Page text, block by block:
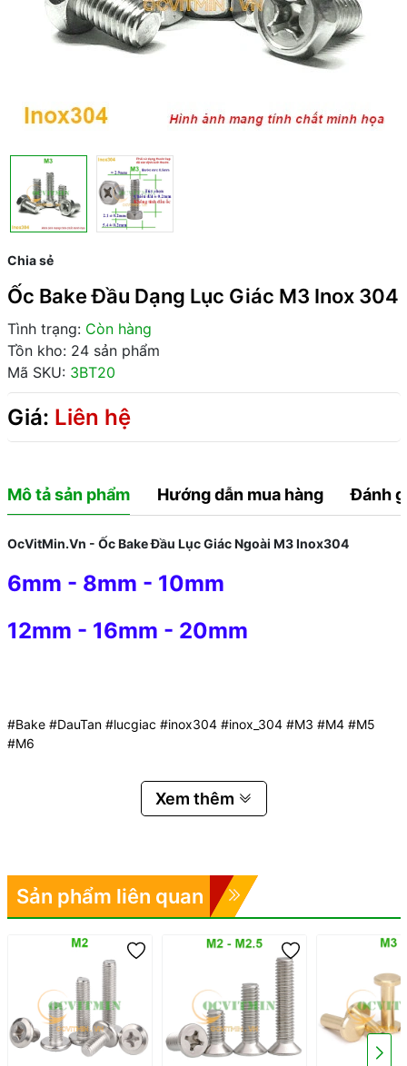
Chia sẻ
Ốc Bake Đầu Dạng Lục Giác M3 Inox 304
Tình trạng: Còn hàng
Tồn kho: 24 sản phẩm
Mã SKU: 3BT20
Giá: Liên hệ
Mô tả sản phẩm Hướng dẫn mua hàng Đánh
OcVitMin.Vn - Ốc Bake Đầu Lục Giác Ngoài M3 Inox304
6mm - 8mm - 10mm
12mm - 16mm - 20mm
#Bake #DauTan #lucgiac #inox304 #inox_304 #M3 #M4 #M5
#M6
Xem thêm
Sản phẩm liên quan